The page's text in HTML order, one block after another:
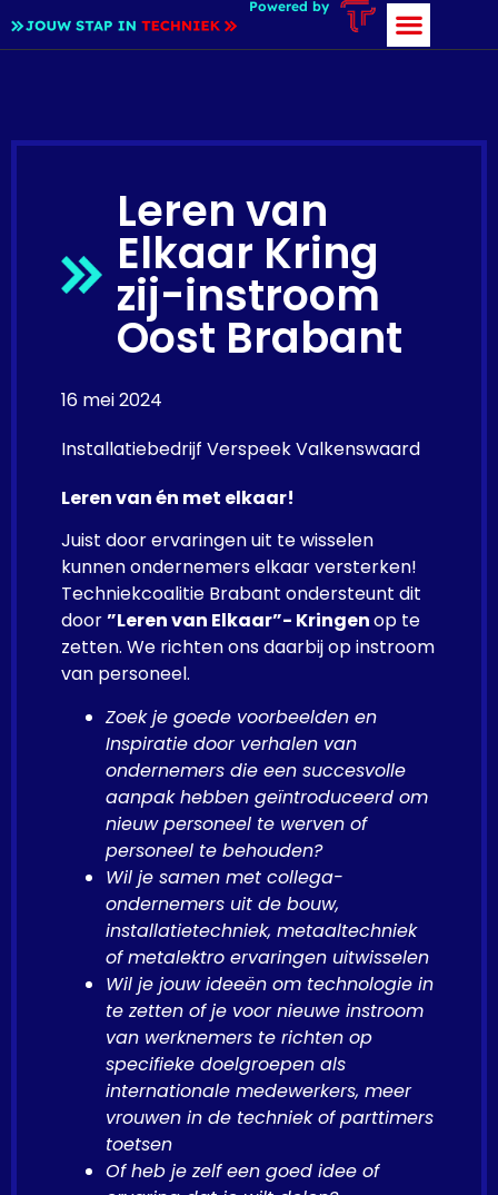
Powered by
Leren van
Elkaar Kring
zij-instroom
Oost Brabant
16 mei 2024
Installatiebedrijf Verspeek Valkenswaard
Leren van én met elkaar!
Juist door ervaringen uit te wisselen
kunnen ondernemers elkaar versterken!
Techniekcoalitie Brabant ondersteunt dit
door”Leren van Elkaar”- Kringenop te
zetten. We richten ons daarbij op instroom
van personeel.
Zoek je goede voorbeelden en
Inspiratie door verhalen van
ondernemers die een succesvolle
aanpak hebben geïntroduceerd om
nieuw personeel te werven of
personeel te behouden?
Wil je samen met collega-
ondernemers uit de bouw,
installatietechniek, metaaltechniek
of metalektro ervaringen uitwisselen
Wil je jouw ideeën om technologie in
te zetten of je voor nieuwe instroom
van werknemers te richten op
specifieke doelgroepen als
internationale medewerkers, meer
vrouwen in de techniek of parttimers
toetsen
Of heb je zelf een goed idee of